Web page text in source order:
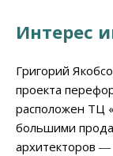
Интерес
Григорий
проекта
расположен ТЦ
большими
архитекторов ―